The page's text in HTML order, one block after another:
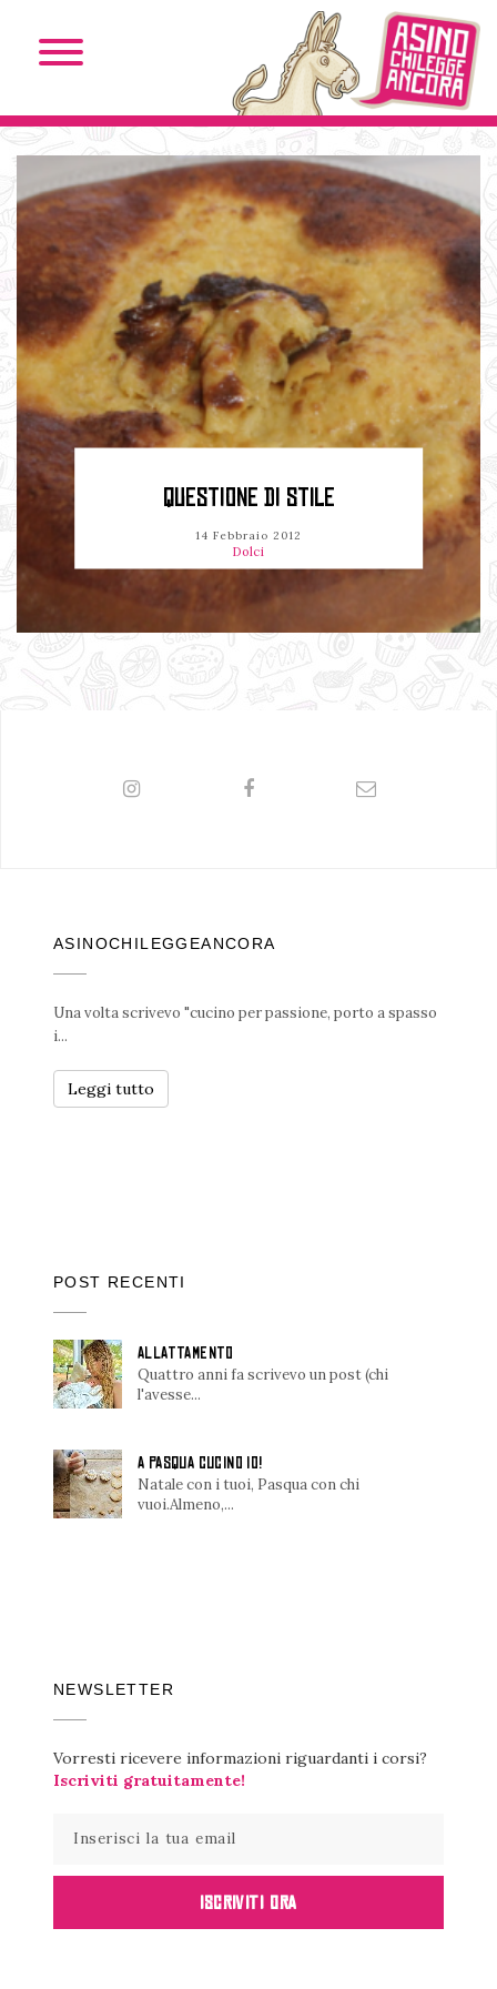
QUESTIONE DI STILE
14 Febbraio 2012
Dolci
ASINOCHILEGGEANCORA
Una volta scrivevo "cucino per passione, porto a spasso
i...
Leggi tutto
POST RECENTI
ALLATTAMENTO
Quattro anni fa scrivevo un post (chi
l'avesse...
A PASQUA CUCINO IO!
Natale con i tuoi, Pasqua con chi
vuoi.Almeno,...
NEWSLETTER
Vorresti ricevere informazioni riguardanti i corsi?
Iscriviti gratuitamente!
ISCRIVITI ORA